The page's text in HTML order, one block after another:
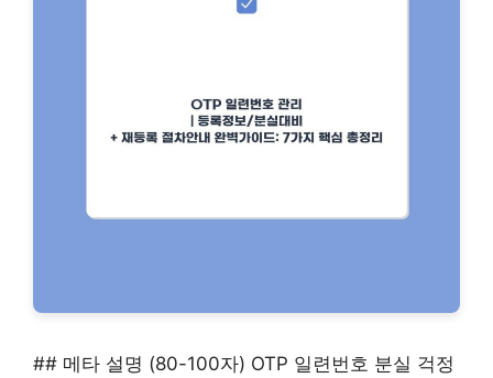
## 메타 설명 (80-100자) OTP 일련번호 분실 걱정